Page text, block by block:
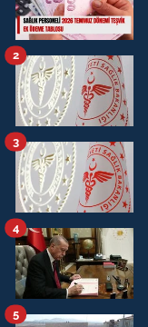
2
3
4
5